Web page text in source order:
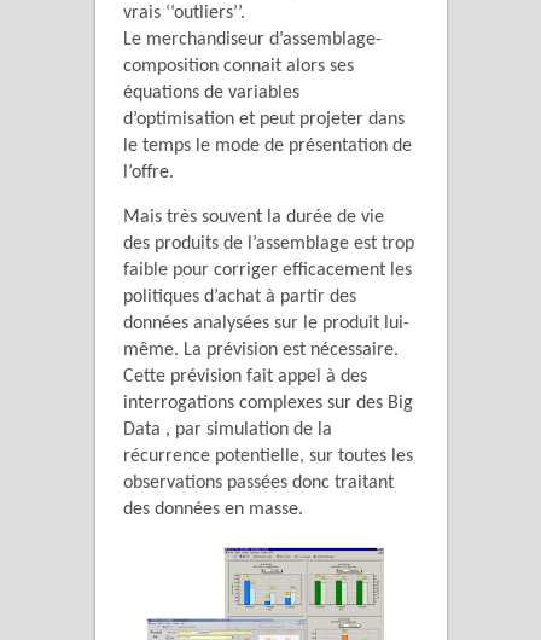
vrais ‘‘outliers’’.
Le merchandiseur d’assemblage-
composition connait alors ses
équations de variables
d’optimisation et peut projeter dans
le temps le mode de présentation de
l’offre.
Mais très souvent la durée de vie
des produits de l’assemblage est trop
faible pour corriger efficacement les
politiques d’achat à partir des
données analysées sur le produit lui-
même. La prévision est nécessaire.
Cette prévision fait appel à des
interrogations complexes sur des Big
Data , par simulation de la
récurrence potentielle, sur toutes les
observations passées donc traitant
des données en masse.